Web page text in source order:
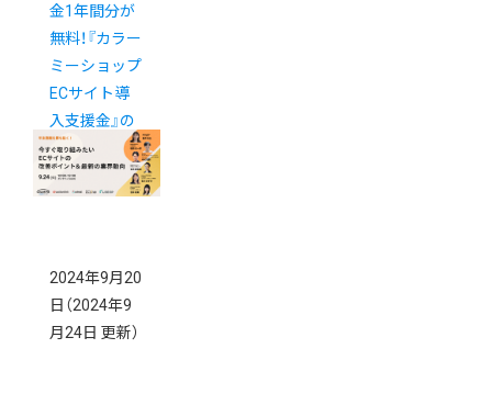
金1年間分が
無料！『カラー
ミーショップ
ECサイト導
入支援金』の
ご案内
2024年9月20
日 （2024年9
月24日 更新）